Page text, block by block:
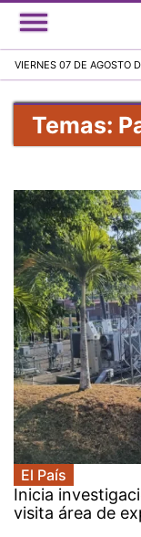
VIERNES 07 DE AGOSTO
Temas:
El País
Inicia
visita área de